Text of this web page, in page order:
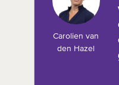
Carolien van
den Hazel